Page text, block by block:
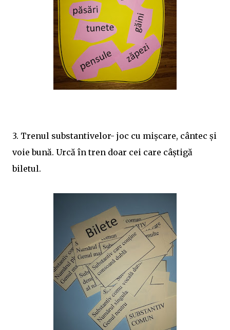
3. Trenul substantivelor- joc cu mişcare, cântec şi
voie bună. Urcă în tren doar cei care câştigă
biletul.